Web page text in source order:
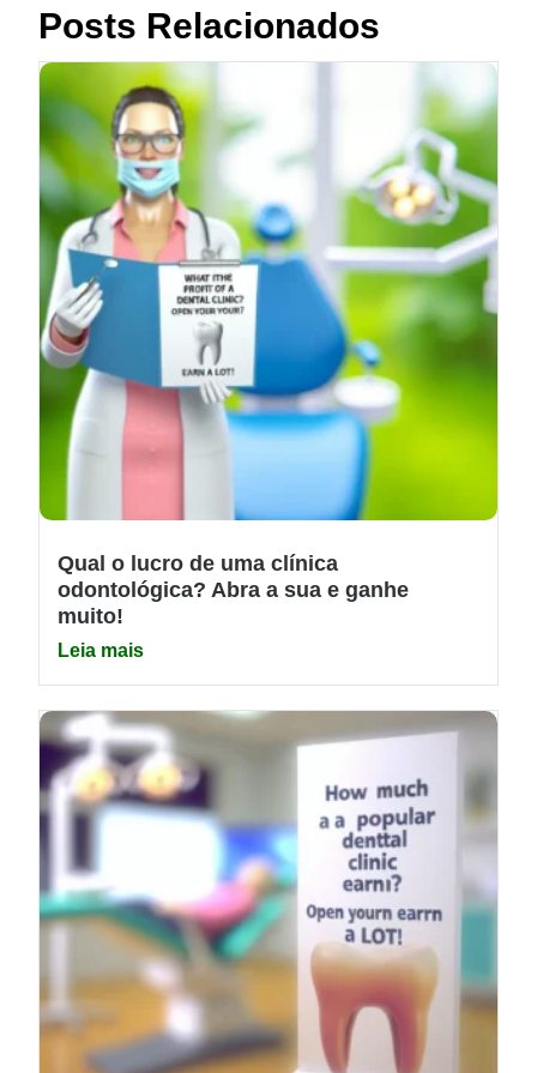
Posts Relacionados
Qual o lucro de uma clínica
odontológica? Abra a sua e ganhe
muito!
Leia mais